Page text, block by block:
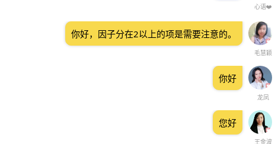
心语❤️
毛慧颖
你好，因子分在2以上的项是需要注意的。
龙凤
你好
王金波
您好